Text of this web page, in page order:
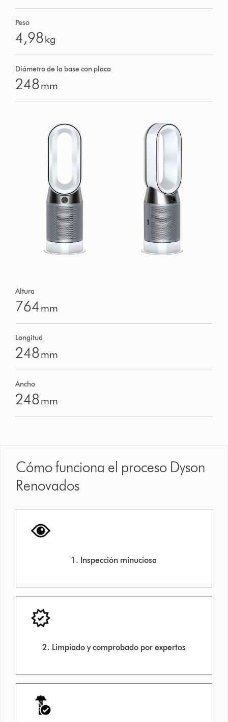
Peso
4,98kg
Diámetro de la base con placa
248mm
Altura
764 mm
Longitud
248mm
Ancho
248mm
Cómo funciona el proceso Dyson
Renovados
1. Inspección minuciosa
2. Limpiado y comprobado por expertos